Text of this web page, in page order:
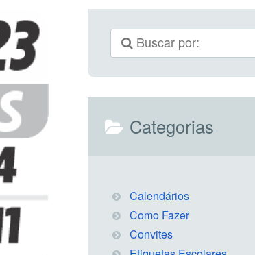
Categorias
Calendários
Como Fazer
Convites